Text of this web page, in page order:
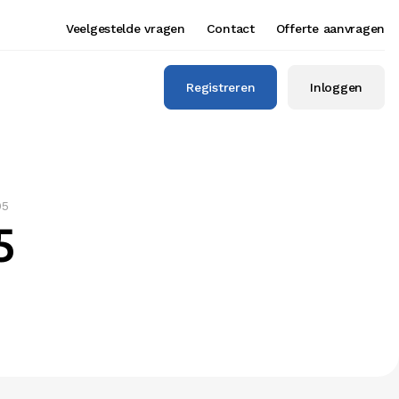
Veelgestelde vragen Contact Offerte aanvragen
Registreren Inloggen